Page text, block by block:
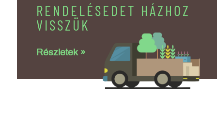
RENDELÉSEDET HÁZHOZ
VISSZÜK
Részletek »